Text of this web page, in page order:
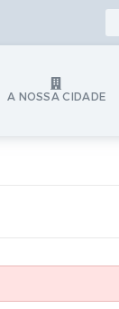
A NOSSA CIDADE